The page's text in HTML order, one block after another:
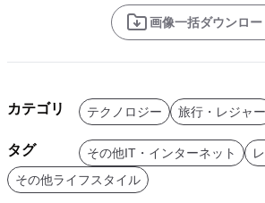
画像一括ダウンロー
カテゴリ テクノロジー 旅行・レジャー
タグ その他IT・インターネット
その他ライフスタイル